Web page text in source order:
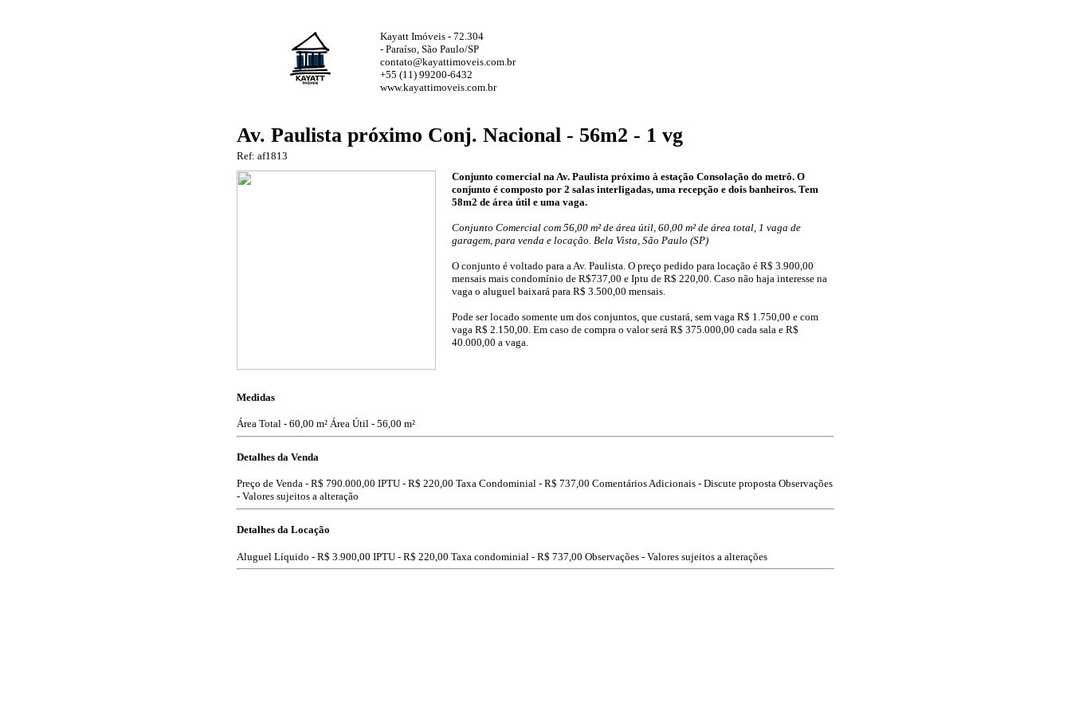
Kayatt Imóveis - 72.304
- Paraíso, São Paulo/SP
contato@kayattimoveis.com.br
+55 (11) 99200-6432
www.kayattimoveis.com.br
Av. Paulista próximo Conj. Nacional - 56m2 - 1 vg
Ref: af1813
Conjunto comercial na Av. Paulista próximo à estação Consolação do metrô. O
conjunto é composto por 2 salas interligadas, uma recepção e dois banheiros. Tem
58m2 de área útil e uma vaga.
Conjunto Comercial com 56,00 m² de área útil, 60,00 m² de área total, 1 vaga de
garagem, para venda e locação. Bela Vista, São Paulo (SP)
O conjunto é voltado para a Av. Paulista. O preço pedido para locação é R$ 3.900,00
mensais mais condomínio de R$737,00 e Iptu de R$ 220,00. Caso não haja interesse na
vaga o aluguel baixará para R$ 3.500,00 mensais.
Pode ser locado somente um dos conjuntos, que custará, sem vaga R$ 1.750,00 e com
vaga R$ 2.150,00. Em caso de compra o valor será R$ 375.000,00 cada sala e R$
40.000,00 a vaga.
Medidas
Área Total - 60,00 m² Área Útil - 56,00 m²
Detalhes da Venda
Preço de Venda - R$ 790.000,00 IPTU - R$ 220,00 Taxa Condominial - R$ 737,00 Comentários Adicionais - Discute proposta Observações
- Valores sujeitos a alteração
Detalhes da Locação
Aluguel Líquido - R$ 3.900,00 IPTU - R$ 220,00 Taxa condominial - R$ 737,00 Observações - Valores sujeitos a alterações